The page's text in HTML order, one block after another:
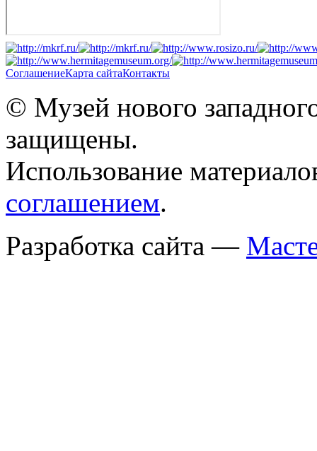
СоглашениеКарта сайтаКонтакты
© Музей нового
защищены.
Использование
соглашением.
Разработка сайта —